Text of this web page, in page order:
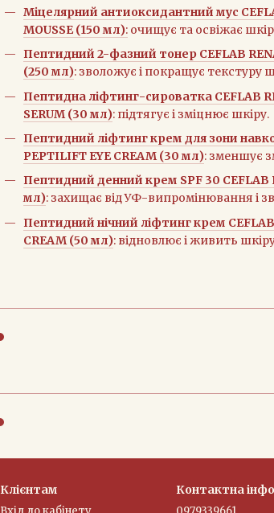
Міцелярний антиоксидантний мус
MOUSSE (150 мл): очищує та освіжає
Пептидний 2-фазний тонер CEFLAB
(250 мл): зволожує і покращує текстуру
Пептидна ліфтинг-сироватка CEFLAB
SERUM (30 мл): підтягує і зміцнює шкіру.
Пептидний ліфтинг крем для зони
PEPTILIFT EYE CREAM (30 мл): зменшує
Пептидний денний крем SPF 30 CEFLAB
мл): захищає від УФ-випромінювання і
Пептидний нічний ліфтинг крем
CREAM (50 мл): відновлює і живить
Клієнтам Контактна